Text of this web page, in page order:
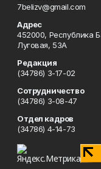
7belizv@gmail.com
Адрес
452000, Республика
Луговая, 53А
Редакция
(34786) 3-17-02
Сотрудничество
(34786) 3-08-47
Отдел кадров
(34786) 4-14-73